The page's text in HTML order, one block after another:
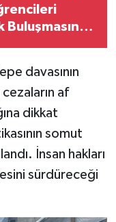
Buluşmasında
davasının
af
dikkat
somut
İnsan hakları
sürdüreceği